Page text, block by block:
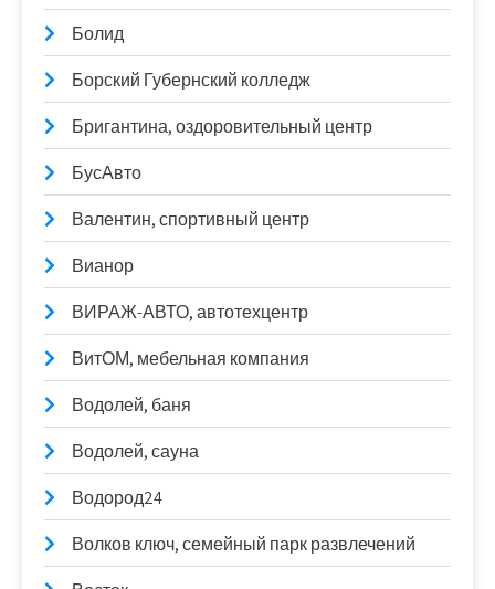
Болид
Борский Губернский колледж
Бригантина, оздоровительный центр
БусАвто
Валентин, спортивный центр
Вианор
ВИРАЖ-АВТО, автотехцентр
ВитОМ, мебельная компания
Водолей, баня
Водолей, сауна
Водород24
Волков ключ, семейный парк развлечений